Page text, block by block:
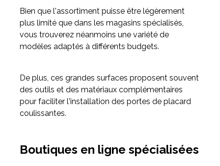
Bien que l'assortiment puisse être légèrement
plus limité que dans les magasins spécialisés,
vous trouverez néanmoins une variété de
modèles adaptés à différents budgets.
De plus, ces grandes surfaces proposent souvent
des outils et des matériaux complémentaires
pour faciliter l'installation des portes de placard
coulissantes.
Boutiques en ligne spécialisées